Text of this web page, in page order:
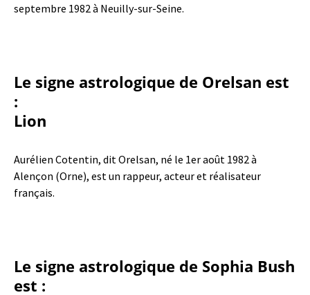
septembre 1982 à Neuilly-sur-Seine.
Le signe astrologique de Orelsan est
:
Lion
Aurélien Cotentin, dit Orelsan, né le 1er août 1982 à
Alençon (Orne), est un rappeur, acteur et réalisateur
français.
Le signe astrologique de Sophia Bush
est :